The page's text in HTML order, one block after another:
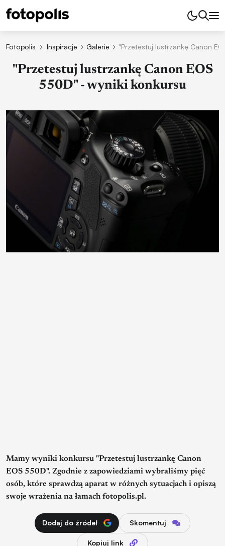
Fotopolis Inspiracje Galerie "Przetestuj lustrzankę Canon
"Przetestuj lustrzankę Canon EOS
550D" - wyniki konkursu
Mamy wyniki konkursu "Przetestuj lustrzankę Canon
EOS 550D". Zgodnie z zapowiedziami wybraliśmy pięć
osób, które sprawdzą aparat w różnych sytuacjach i opiszą
swoje wrażenia na łamach fotopolis.pl.
Dodaj do źródeł Skomentuj
Kopiuj link